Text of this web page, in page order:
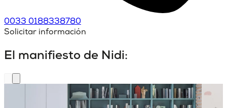
0033 0188338780
Solicitar información
El manifiesto de Nidi: